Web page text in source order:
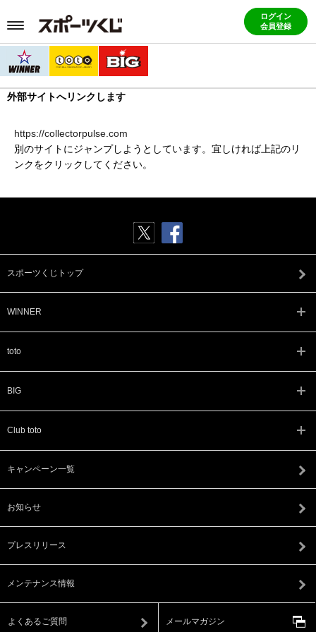
ログイン
会員登録
外部サイトへリンクします
https://collectorpulse.com
別のサイトにジャンプしようとしています。宜しければ上記のリ
ンクをクリックしてください。
スポーツくじトップ
WINNER
toto
BIG
Club toto
キャンペーン一覧
お知らせ
プレスリリース
メンテナンス情報
よくあるご質問 メールマガジン